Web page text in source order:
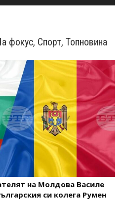
фокус, Спорт, Топновина
на Молдова Василе
си колега Румен